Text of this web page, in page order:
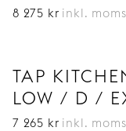
8 275 kr inkl.
TAP
LOW / D /
7 265 kr inkl.